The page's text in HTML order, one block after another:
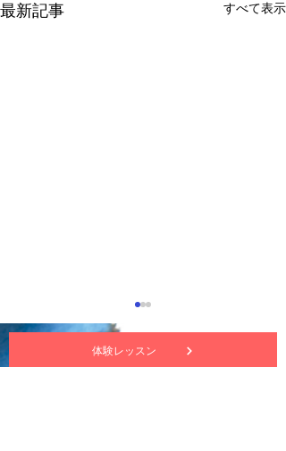
最新記事 すべて表示
体験レッスン